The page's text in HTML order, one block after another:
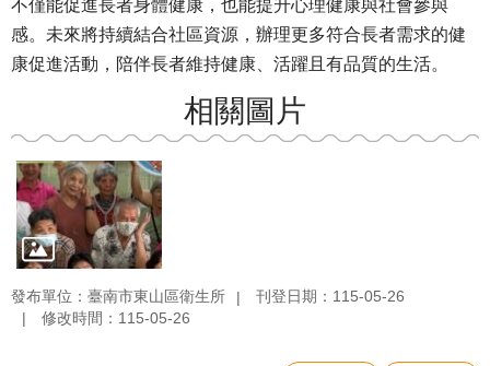
不僅能促進長者身體健康，也能提升心理健康與社會參與
感。未來將持續結合社區資源，辦理更多符合長者需求的健
康促進活動，陪伴長者維持健康、活躍且有品質的生活。
相關圖片
發布單位：臺南市東山區衛生所
刊登日期：115-05-26
修改時間：115-05-26